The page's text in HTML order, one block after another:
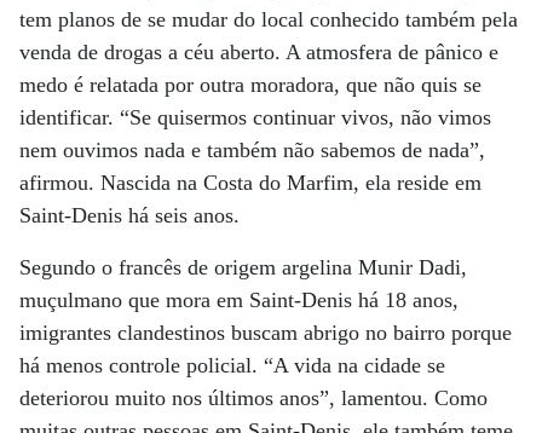
tem planos de se mudar do local conhecido também pela
venda de drogas a céu aberto. A atmosfera de pânico e
medo é relatada por outra moradora, que não quis se
identificar. “Se quisermos continuar vivos, não vimos
nem ouvimos nada e também não sabemos de nada”,
afirmou. Nascida na Costa do Marfim, ela reside em
Saint-Denis há seis anos.
Segundo o francês de origem argelina Munir Dadi,
muçulmano que mora em Saint-Denis há 18 anos,
imigrantes clandestinos buscam abrigo no bairro porque
há menos controle policial. “A vida na cidade se
deteriorou muito nos últimos anos”, lamentou. Como